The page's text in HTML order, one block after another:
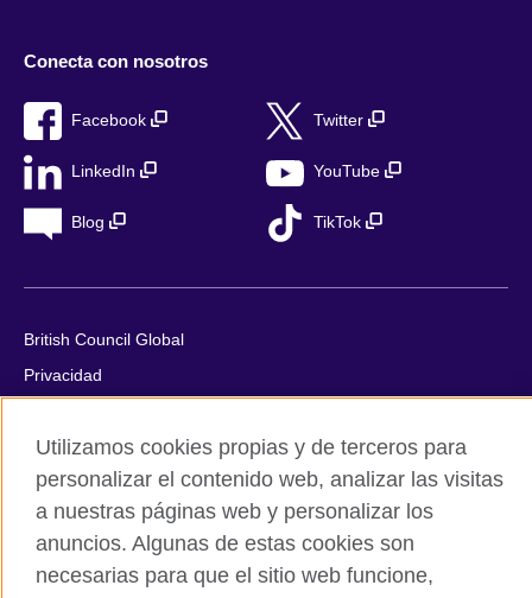
Conecta con nosotros
Facebook Twitter
LinkedIn YouTube
Blog TikTok
British Council Global
Privacidad
Cookies
Mapa del sitio
© 2026 British Council
The United Kingdom’s international organisation for cultural
Utilizamos cookies propias y de terceros para
personalizar el contenido web, analizar las visitas
a nuestras páginas web y personalizar los
anuncios. Algunas de estas cookies son
necesarias para que el sitio web funcione,